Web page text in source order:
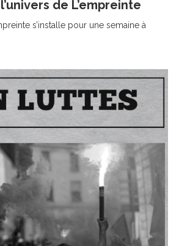
de L’empreinte
s’installe pour une semaine à